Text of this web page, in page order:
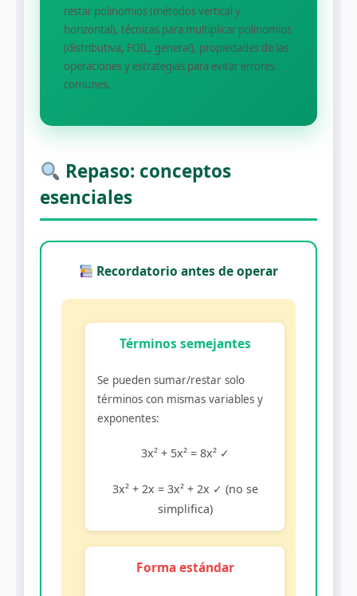
restar polinomios (métodos vertical y
horizontal), técnicas para multiplicar polinomios
(distributiva, FOIL, general), propiedades de las
operaciones y estrategias para evitar errores
comunes.
Repaso: conceptos
esenciales
Recordatorio antes de operar
Términos semejantes
Se pueden sumar/restar solo
términos con mismas variables y
exponentes:
3x² + 5x² = 8x² ✓
3x² + 2x = 3x² + 2x ✓ (no se
simplifica)
Forma estándar